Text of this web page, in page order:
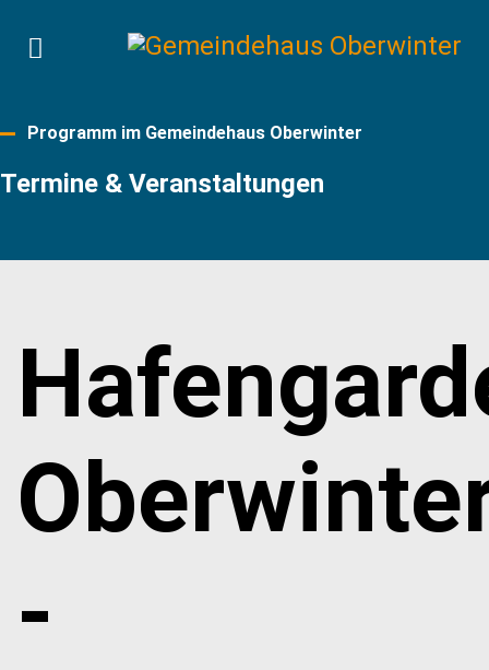
Programm im Gemeindehaus Oberwinter
Termine & Veranstaltungen
-